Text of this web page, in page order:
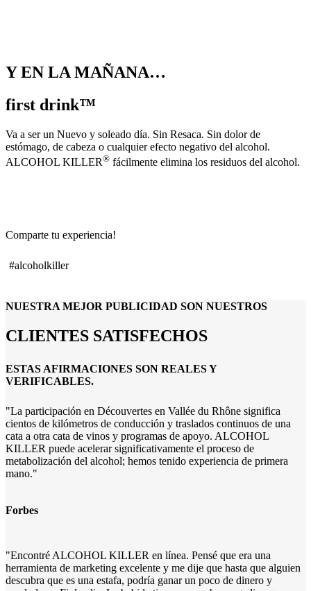
Y EN LA MAÑANA…
first drink™
Va a ser un Nuevo y soleado día. Sin Resaca. Sin dolor de
estómago, de cabeza o cualquier efecto negativo del alcohol.
ALCOHOL KILLER® fácilmente elimina los residuos del alcohol.
Comparte tu experiencia!
#alcoholkiller
NUESTRA MEJOR PUBLICIDAD SON NUESTROS
CLIENTES SATISFECHOS
ESTAS AFIRMACIONES SON REALES Y
VERIFICABLES.
"La participación en Découvertes en Vallée du Rhône significa
cientos de kilómetros de conducción y traslados continuos de una
cata a otra cata de vinos y programas de apoyo. ALCOHOL
KILLER puede acelerar significativamente el proceso de
metabolización del alcohol; hemos tenido experiencia de primera
mano."
Forbes
"Encontré ALCOHOL KILLER en línea. Pensé que era una
herramienta de marketing excelente y me dije que hasta que alguien
descubra que es una estafa, podría ganar un poco de dinero y